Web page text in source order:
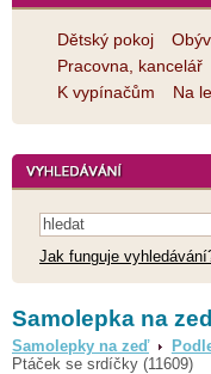
Dětský pokoj
Pracovna, kancelář
K vypínačům
Na
Jak funguje
Samolepka na
Samolepky na zeď
Ptáček se srdíčky (11609)